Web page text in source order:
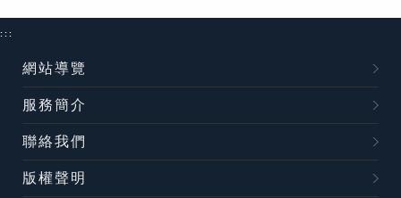
:::
網站導覽
服務簡介
聯絡我們
版權聲明